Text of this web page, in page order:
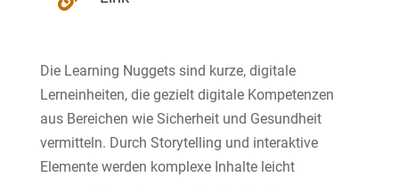
Die Learning Nuggets sind kurze, digitale
Lerneinheiten, die gezielt digitale Kompetenzen
aus Bereichen wie Sicherheit und Gesundheit
vermitteln. Durch Storytelling und interaktive
Elemente werden komplexe Inhalte leicht